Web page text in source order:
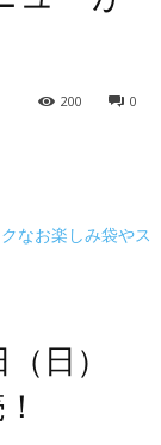
0
200
日）